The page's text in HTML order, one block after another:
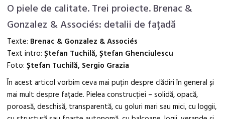
O piele de calitate. Trei proiecte. Brenac &
Gonzalez & Associés: detalii de fațadă
Texte: Brenac & Gonzalez & Associés
Text intro:Ștefan Tuchilă, Ștefan Ghenciulescu
Foto: Ștefan Tuchilă, Sergio Grazia
În acest articol vorbim ceva mai puțin despre clădiri în general și
mai mult despre fațade. Pielea construcției – solidă, opacă,
poroasă, deschisă, transparentă, cu goluri mari sau mici, cu loggii,